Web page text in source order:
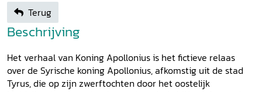
Terug
Beschrijving
Het verhaal van Koning Apollonius is het fictieve relaas
over de Syrische koning Apollonius, afkomstig uit de stad
Tyrus, die op zijn zwerftochten door het oostelijk